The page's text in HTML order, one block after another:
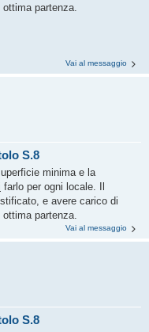
partenza.
Vai al messaggio
S.8
minima e la
farlo per ogni locale. Il
e avere carico di
partenza.
Vai al messaggio
S.8